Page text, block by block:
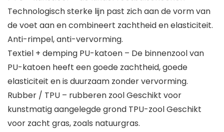
Technologisch sterke lijn past zich aan de vorm van
de voet aan en combineert zachtheid en elasticiteit.
Anti-rimpel, anti-vervorming.
Textiel + demping PU-katoen – De binnenzool van
PU-katoen heeft een goede zachtheid, goede
elasticiteit en is duurzaam zonder vervorming.
Rubber / TPU – rubberen zool Geschikt voor
kunstmatig aangelegde grond TPU-zool Geschikt
voor zacht gras, zoals natuurgras.